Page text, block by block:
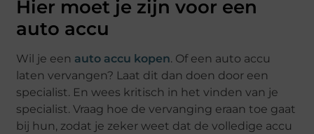
Hier moet je zijn voor een
auto accu
Wil je een auto accu kopen. Of een auto accu
laten vervangen? Laat dit dan doen door een
specialist. En wees kritisch in het vinden van je
specialist. Vraag hoe de vervanging eraan toe gaat
bij hun, zodat je zeker weet dat de volledige accu